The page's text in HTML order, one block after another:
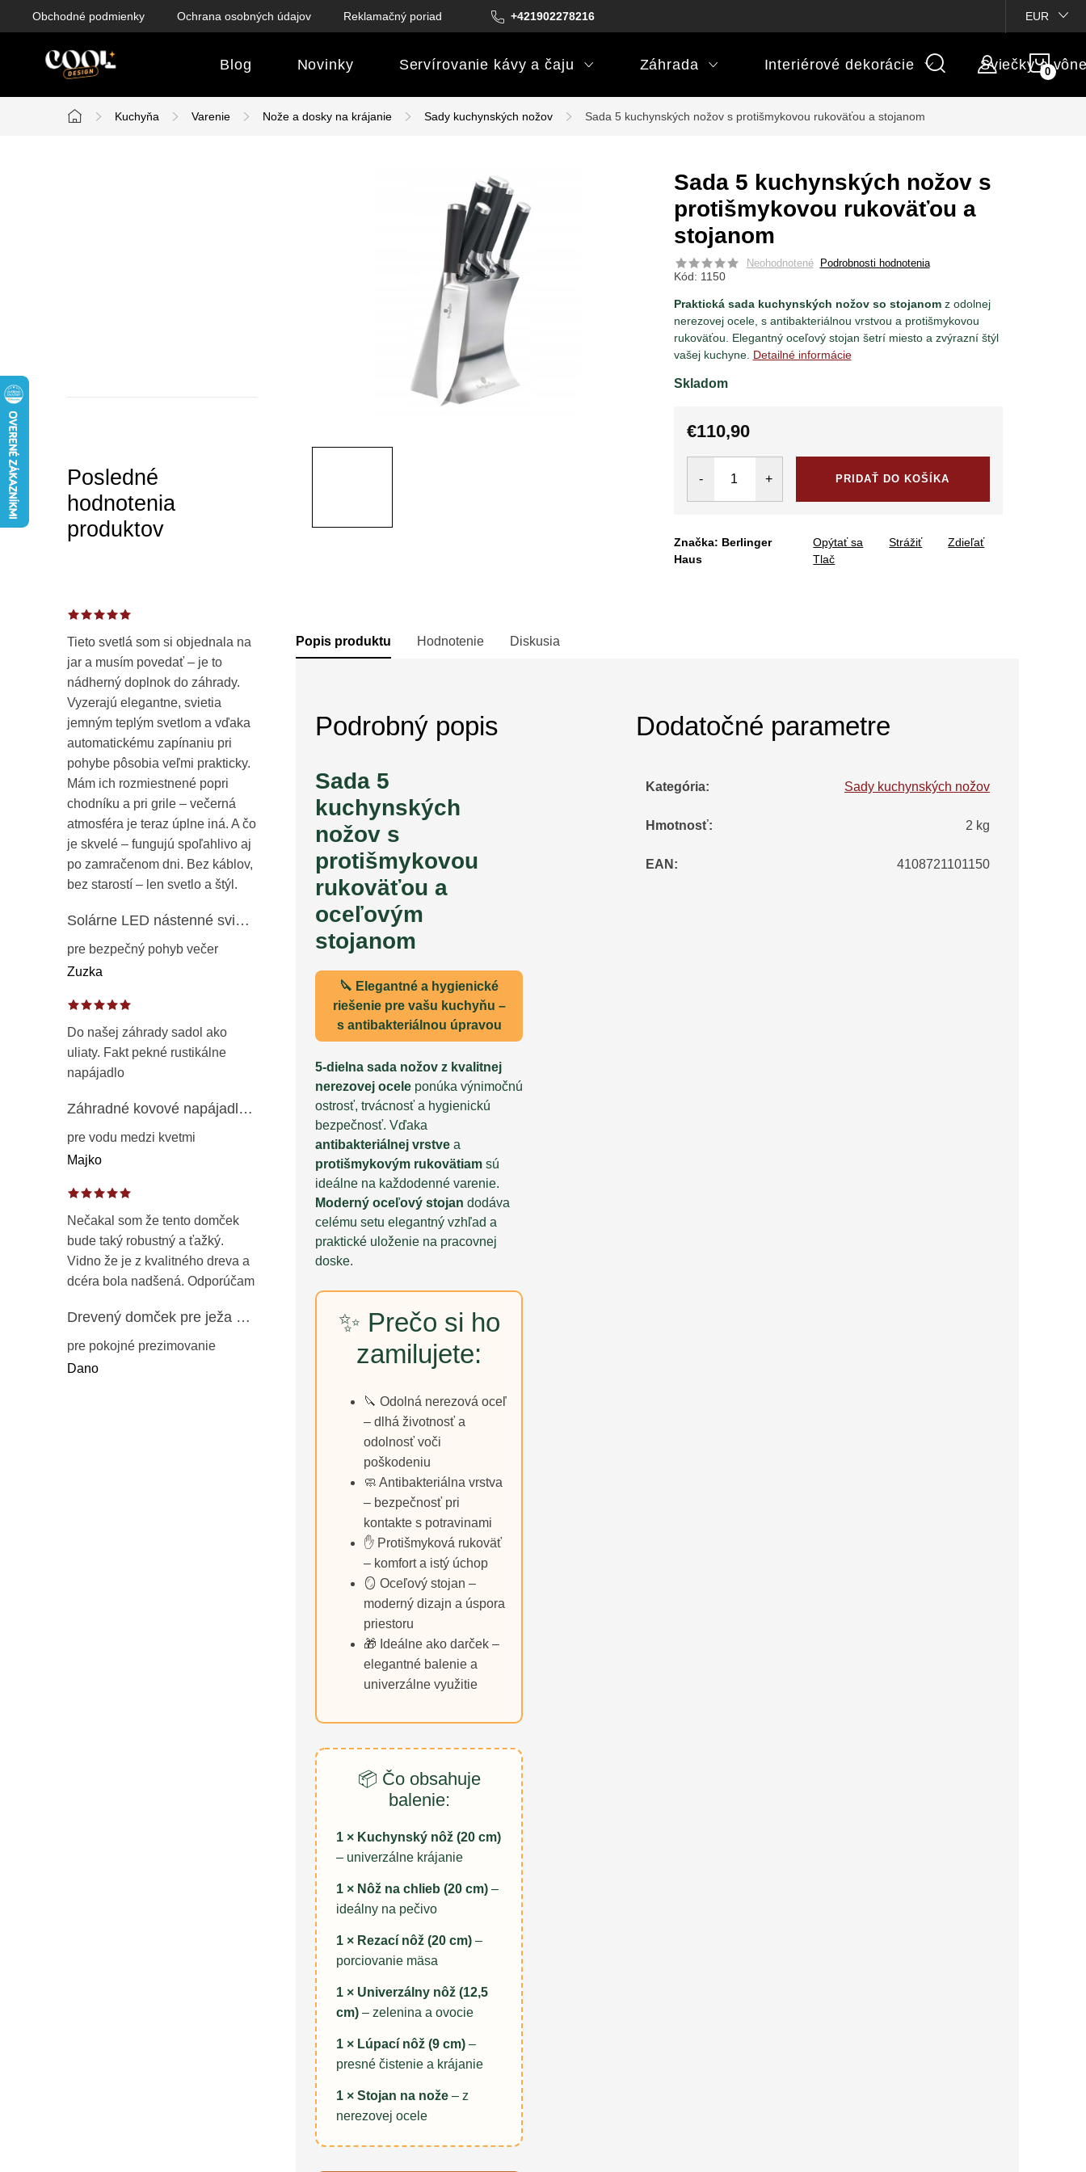
+421902278216
Obchodné podmienky Ochrana osobných údajov Reklamačný poriadok Podmienky darčekových poukazov Vlastné popisy produktov
EUR
Blog Novinky Servírovanie kávy a čaju Záhrada Interiérové dekorácie Sviečky a
Domov
Kuchyňa Varenie Nože a dosky na krájanie Sady kuchynských nožov Sada 5 kuchynských nožov s protišmykovou rukoväťou a stojanom
lPosledné
hodnotenia
produktov
Tieto svetlá som si objednala na
jar a musím povedať – je to
nádherný doplnok do záhrady.
Vyzerajú elegantne, svietia
jemným teplým svetlom a vďaka
automatickému zapínaniu pri
pohybe pôsobia veľmi prakticky.
Mám ich rozmiestnené popri
chodníku a pri grile – večerná
atmosféra je teraz úplne iná. A čo
je skvelé – fungujú spoľahlivo aj
po zamračenom dni. Bez káblov,
bez starostí – len svetlo a štýl.
Solárne LED nástenné svietidlo s pohybovým a súmrakovým senzorom – vonkajšie fasádne osvetlenie IP65
pre bezpečný pohyb večer
Zuzka
Do našej záhrady sadol ako
uliaty. Fakt pekné rustikálne
napájadlo
Záhradné kovové napájadlo pre vtáky 8 cm / 104 cm – dekorácia z patinovanej ocele v prírodnej hrdzi
pre vodu medzi kvetmi
Majko
Nečakal som že tento domček
bude taký robustný a ťažký.
Vidno že je z kvalitného dreva a
dcéra bola nadšená. Odporúčam
Drevený domček pre ježa – záhradný úkryt z opaľovaného dreva s vodoodolnou strechou 50 cm
pre pokojné prezimovanie
Dano
Sada 5 kuchynských nožov s
protišmykovou rukoväťou a
stojanom
Neohodnotené Podrobnosti hodnotenia
Kód: 1150
Praktická sada kuchynských nožov so stojanomz odolnej
nerezovej ocele, s antibakteriálnou vrstvou a protišmykovou
rukoväťou. Elegantný oceľový stojan šetrí miesto a zvýrazní štýl
vašej kuchyne. Detailné informácie
Skladom
€110,90
PRIDAŤ DO KOŠÍKA
Značka: Berlinger
Haus
Tlač
Opýtať sa Strážiť Zdieľať
Popis produktu Hodnotenie Diskusia
Podrobný popis
Sada 5
kuchynských
nožov s
protišmykovou
rukoväťou a
oceľovým
stojanom
🔪 Elegantné a hygienické
riešenie pre vašu kuchyňu –
s antibakteriálnou úpravou
5-dielna sada nožov z kvalitnej
nerezovej ocele ponúka výnimočnú
ostrosť, trvácnosť a hygienickú
bezpečnosť. Vďaka
antibakteriálnej vrstve a
protišmykovým rukovätiam sú
ideálne na každodenné varenie.
Moderný oceľový stojan dodáva
celému setu elegantný vzhľad a
praktické uloženie na pracovnej
doske.
✨ Prečo si ho
zamilujete:
🔪 Odolná nerezová oceľ
– dlhá životnosť a
odolnosť voči
poškodeniu
🧼 Antibakteriálna vrstva
– bezpečnosť pri
kontakte s potravinami
✋ Protišmyková rukoväť
– komfort a istý úchop
🪞 Oceľový stojan –
moderný dizajn a úspora
priestoru
🎁 Ideálne ako darček –
elegantné balenie a
univerzálne využitie
📦 Čo obsahuje
balenie:
1 × Kuchynský nôž (20 cm)
– univerzálne krájanie
1 × Nôž na chlieb (20 cm) –
ideálny na pečivo
1 × Rezací nôž (20 cm) –
porciovanie mäsa
1 × Univerzálny nôž (12,5
cm) – zelenina a ovocie
1 × Lúpací nôž (9 cm) –
presné čistenie a krájanie
1 × Stojan na nože – z
nerezovej ocele
Dodatočné parametre
Kategória: Sady kuchynských nožov
Hmotnosť: 2 kg
EAN : 4108721101150